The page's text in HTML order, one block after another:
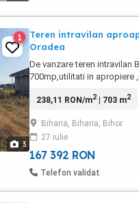
3
1
Teren intravilan
Oradea
De vanzare teren intravilan
700mp,utilitati in apropiere
238,11 RON/m2| 703 m2
Biharia, Biharia, Bihor
27 iulie
167 392 RON
Telefon validat